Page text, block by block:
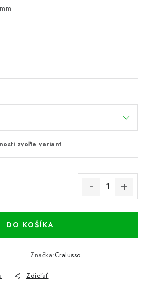
zvoľte variant
DO KOŠÍKA
Značka:Cralusso
Zdieľať